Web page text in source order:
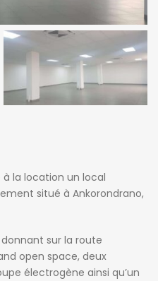
à la location un local
situé à Ankorondrano,
sur la route
open space, deux
électrogène ainsi qu’un